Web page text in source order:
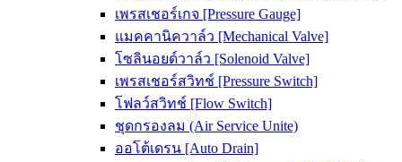
เพรสเชอร์เกจ [Pressure Gauge]
แมคคานิควาล์ว [Mechanical Valve]
โซลินอยด์วาล์ว [Solenoid Valve]
เพรสเชอร์สวิทช์ [Pressure Switch]
โฟลว์สวิทช์ [Flow Switch]
ชุดกรองลม (Air Service Unite)
ออโต้เดรน [Auto Drain]